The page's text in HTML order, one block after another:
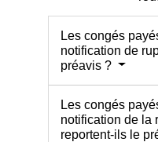
Les congés
notification de
préavis ?
Les congés
notification de la
reportent-ils le